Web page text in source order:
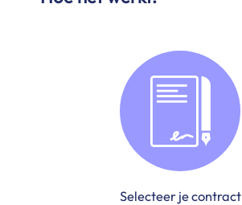
Selecteer je contract